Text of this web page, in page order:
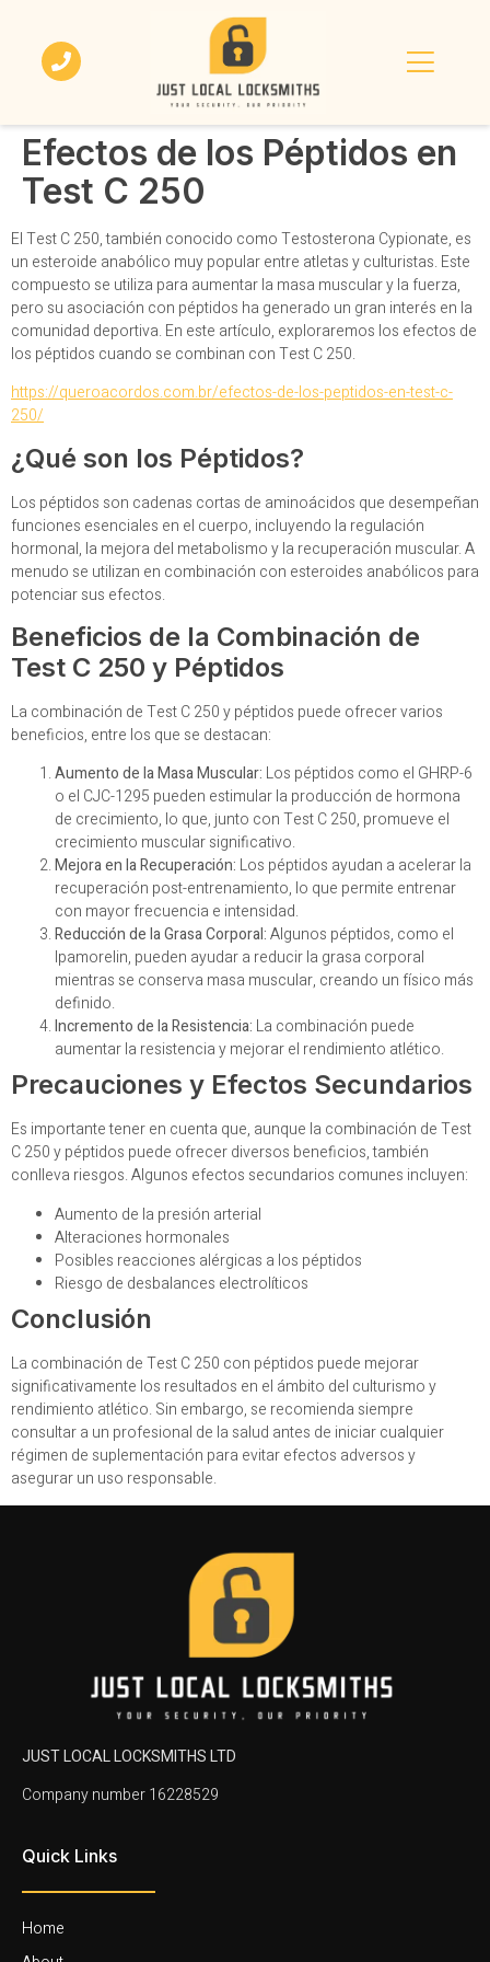
Efectos de los Péptidos en
Test C 250
El Test C 250, también conocido como Testosterona Cypionate, es
un esteroide anabólico muy popular entre atletas y culturistas. Este
compuesto se utiliza para aumentar la masa muscular y la fuerza,
pero su asociación con péptidos ha generado un gran interés en la
comunidad deportiva. En este artículo, exploraremos los efectos de
los péptidos cuando se combinan con Test C 250.
https://queroacordos.com.br/efectos-de-los-peptidos-en-test-c-
250/
¿Qué son los Péptidos?
Los péptidos son cadenas cortas de aminoácidos que desempeñan
funciones esenciales en el cuerpo, incluyendo la regulación
hormonal, la mejora del metabolismo y la recuperación muscular. A
menudo se utilizan en combinación con esteroides anabólicos para
potenciar sus efectos.
Beneficios de la Combinación de
Test C 250 y Péptidos
La combinación de Test C 250 y péptidos puede ofrecer varios
beneficios, entre los que se destacan:
Aumento de la Masa Muscular: Los péptidos como el GHRP-6
o el CJC-1295 pueden estimular la producción de hormona
de crecimiento, lo que, junto con Test C 250, promueve el
crecimiento muscular significativo.
Mejora en la Recuperación: Los péptidos ayudan a acelerar la
recuperación post-entrenamiento, lo que permite entrenar
con mayor frecuencia e intensidad.
Reducción de la Grasa Corporal:Algunos péptidos, como el
Ipamorelin, pueden ayudar a reducir la grasa corporal
mientras se conserva masa muscular, creando un físico más
definido.
Incremento de la Resistencia: La combinación puede
aumentar la resistencia y mejorar el rendimiento atlético.
Precauciones y Efectos Secundarios
Es importante tener en cuenta que, aunque la combinación de Test
C 250 y péptidos puede ofrecer diversos beneficios, también
conlleva riesgos. Algunos efectos secundarios comunes incluyen:
Aumento de la presión arterial
Alteraciones hormonales
Posibles reacciones alérgicas a los péptidos
Riesgo de desbalances electrolíticos
Conclusión
La combinación de Test C 250 con péptidos puede mejorar
significativamente los resultados en el ámbito del culturismo y
rendimiento atlético. Sin embargo, se recomienda siempre
consultar a un profesional de la salud antes de iniciar cualquier
régimen de suplementación para evitar efectos adversos y
asegurar un uso responsable.
JUST LOCAL LOCKSMITHS LTD
Company number 16228529
Quick Links
Home